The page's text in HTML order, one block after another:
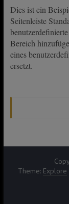
Dies ist ein
Seitenleiste
Bereich
eines
ersetzt.
Theme: Explore